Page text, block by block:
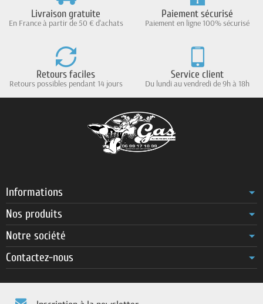
Livraison gratuite
En France à partir de 50 € d'achats
Paiement sécurisé
Paiement en ligne 100% sécurisé
Retours faciles
Retours possibles pendant 14 jours
Service client
Du lundi au vendredi de 9h à 18h
Informations
Nos produits
Notre société
Contactez-nous